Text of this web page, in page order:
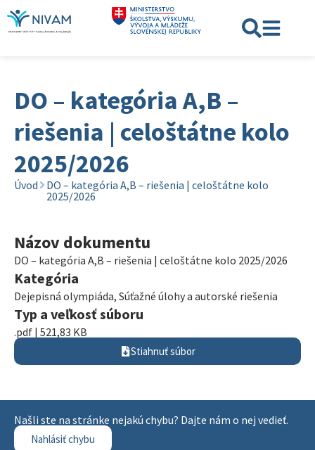
DO – kategória A,B –
riešenia | celoštátne kolo
2025/2026
Úvod
DO – kategória A,B – riešenia | celoštátne kolo
2025/2026
Názov dokumentu
DO – kategória A,B – riešenia | celoštátne kolo 2025/2026
Kategória
Dejepisná olympiáda, Súťažné úlohy a autorské riešenia
Typ a veľkosť súboru
.pdf | 521,83 KB
Stiahnuť súbor
Našli ste na stránke nejakú chybu? Dajte nám o nej vedieť.
Nahlásiť chybu